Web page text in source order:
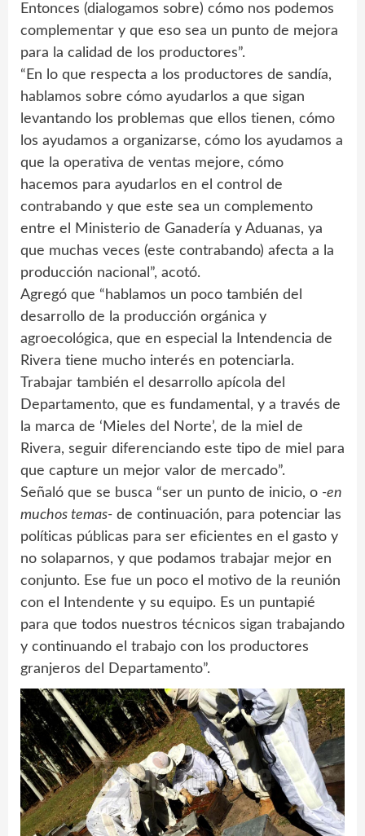
Entonces (dialogamos sobre) cómo nos podemos
complementar y que eso sea un punto de mejora
para la calidad de los productores”.
“En lo que respecta a los productores de sandía,
hablamos sobre cómo ayudarlos a que sigan
levantando los problemas que ellos tienen, cómo
los ayudamos a organizarse, cómo los ayudamos a
que la operativa de ventas mejore, cómo
hacemos para ayudarlos en el control de
contrabando y que este sea un complemento
entre el Ministerio de Ganadería y Aduanas, ya
que muchas veces (este contrabando) afecta a la
producción nacional”, acotó.
Agregó que “hablamos un poco también del
desarrollo de la producción orgánica y
agroecológica, que en especial la Intendencia de
Rivera tiene mucho interés en potenciarla.
Trabajar también el desarrollo apícola del
Departamento, que es fundamental, y a través de
la marca de ‘Mieles del Norte’, de la miel de
Rivera, seguir diferenciando este tipo de miel para
que capture un mejor valor de mercado”.
Señaló que se busca “ser un punto de inicio, o -en
muchos temas- de continuación, para potenciar las
políticas públicas para ser eficientes en el gasto y
no solaparnos, y que podamos trabajar mejor en
conjunto. Ese fue un poco el motivo de la reunión
con el Intendente y su equipo. Es un puntapié
para que todos nuestros técnicos sigan trabajando
y continuando el trabajo con los productores
granjeros del Departamento”.